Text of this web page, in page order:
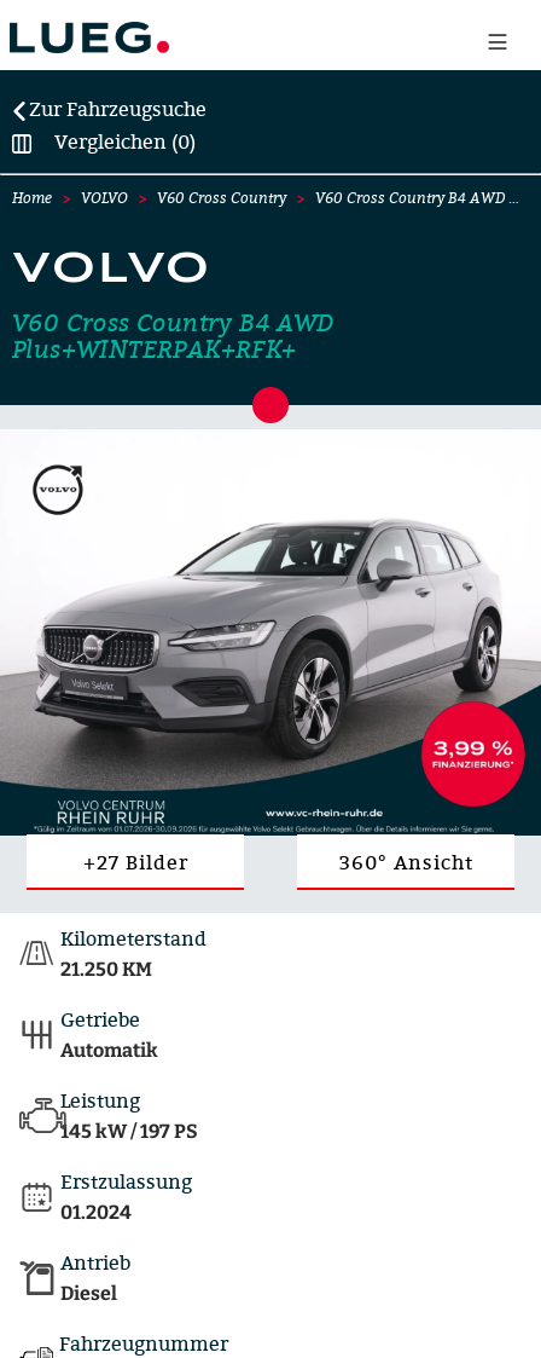
Zur Fahrzeugsuche
Vergleichen (0)
Home VOLVO V60 Cross Country V60 Cross Country B4 AWD …
VOLVO
V60 Cross Country B4 AWD
Plus+WINTERPAK+RFK+
+27 Bilder 360° Ansicht
Kilometerstand
21.250 KM
Getriebe
Automatik
Leistung
145 kW / 197 PS
Erstzulassung
01.2024
Antrieb
Diesel
Fahrzeugnummer